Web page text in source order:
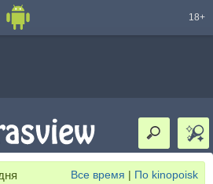
18+
Все время | По kinopoisk